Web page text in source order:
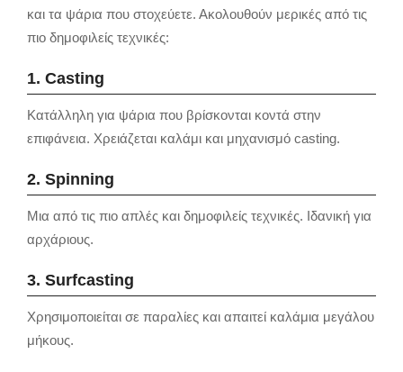
και τα ψάρια που στοχεύετε. Ακολουθούν μερικές από τις
πιο δημοφιλείς τεχνικές:
1. Casting
Κατάλληλη για ψάρια που βρίσκονται κοντά στην
επιφάνεια. Χρειάζεται καλάμι και μηχανισμό casting.
2. Spinning
Μια από τις πιο απλές και δημοφιλείς τεχνικές. Ιδανική για
αρχάριους.
3. Surfcasting
Χρησιμοποιείται σε παραλίες και απαιτεί καλάμια μεγάλου
μήκους.